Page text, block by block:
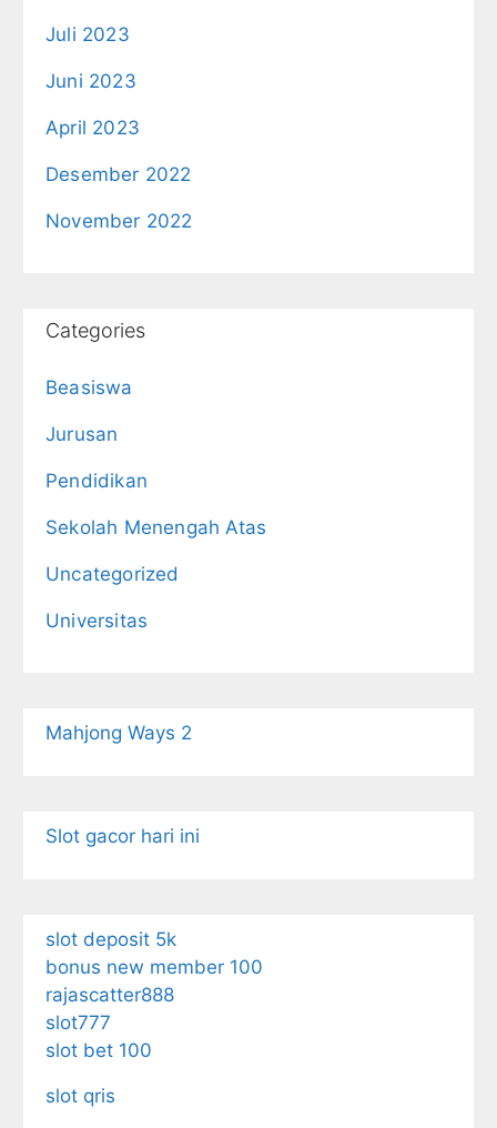
Juli 2023
Juni 2023
April 2023
Desember 2022
November 2022
Categories
Beasiswa
Jurusan
Pendidikan
Sekolah Menengah Atas
Uncategorized
Universitas
Mahjong Ways 2
Slot gacor hari ini
slot deposit 5k
bonus new member 100
rajascatter888
slot777
slot bet 100
slot qris